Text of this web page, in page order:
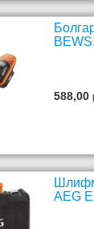
588,00
AEG